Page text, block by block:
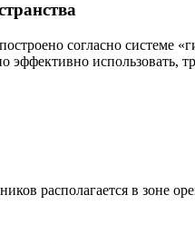
согласно
эффективно использовать,
располагается в зоне